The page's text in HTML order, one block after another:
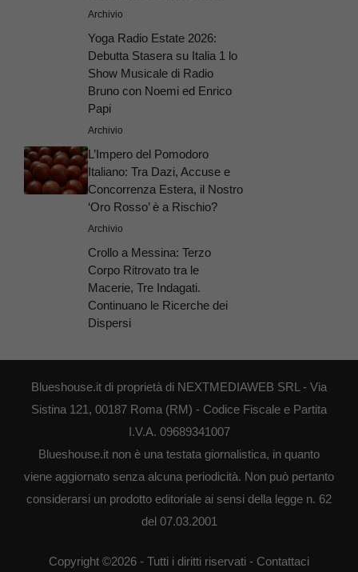
Archivio
Yoga Radio Estate 2026:
Debutta Stasera su Italia 1 lo
Show Musicale di Radio
Bruno con Noemi ed Enrico
Papi
Archivio
L’Impero del Pomodoro
Italiano: Tra Dazi, Accuse e
Concorrenza Estera, il Nostro
‘Oro Rosso’ è a Rischio?
Archivio
Crollo a Messina: Terzo
Corpo Ritrovato tra le
Macerie, Tre Indagati.
Continuano le Ricerche dei
Dispersi
Blueshouse.it di proprietà di NEXTMEDIAWEB SRL - Via
Sistina 121, 00187 Roma (RM) - Codice Fiscale e Partita
I.V.A. 09689341007
Blueshouse.it non è una testata giornalistica, in quanto
viene aggiornato senza alcuna periodicità. Non può pertanto
considerarsi un prodotto editoriale ai sensi della legge n. 62
del 07.03.2001
Copyright ©2026 - Tutti i diritti riservati - Contattaci